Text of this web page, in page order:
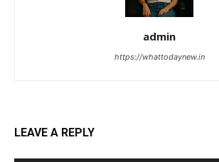
admin
https://whattodaynew.in
LEAVE A REPLY